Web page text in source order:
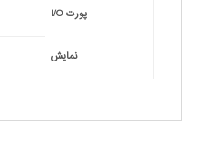
پورت I/O
نمایش